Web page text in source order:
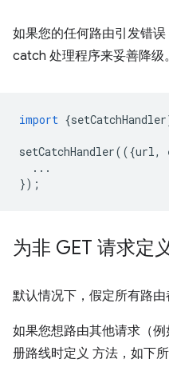
如果您的任何路由引发错
catch 处理程序来妥善降级。
import {setCatchHandler
setCatchHandler(({url,
...
});
为非 GET 请求定
默认情况下，假定所有路
如果您想路由其他请求（例
册路线时定义 方法，如下所